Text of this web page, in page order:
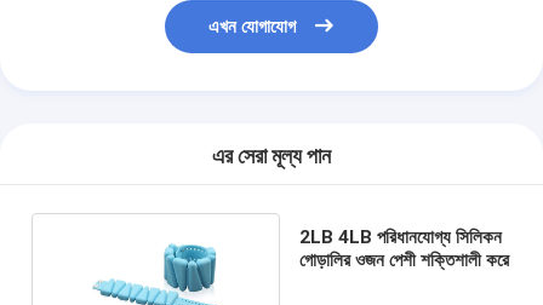
এখন যোগাযোগ
এর সেরা মূল্য পান
2LB 4LB পরিধানযোগ্য সিলিকন
গোড়ালির ওজন পেশী শক্তিশালী করে